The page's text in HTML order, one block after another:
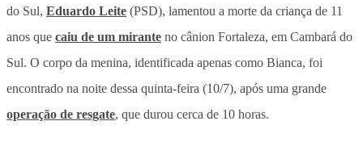
do Sul, Eduardo Leite (PSD), lamentou a morte da criança de 11
anos que caiu de um mirante no cânion Fortaleza, em Cambará do
Sul. O corpo da menina, identificada apenas como Bianca, foi
encontrado na noite dessa quinta-feira (10/7), após uma grande
operação de resgate, que durou cerca de 10 horas.